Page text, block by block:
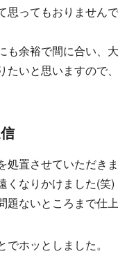
思ってもおりません
余裕で間に合い、
たいと思いますので
置させていただきま
くなりかけました(笑)
ないところまで仕上
ホッとしました。